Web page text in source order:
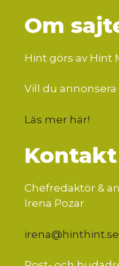
Om
Hint görs av Hint
Vill du annonsera
Läs mer här!
Kontakt
Chefredaktör &
Irena Pozar
irena@hinthint.se